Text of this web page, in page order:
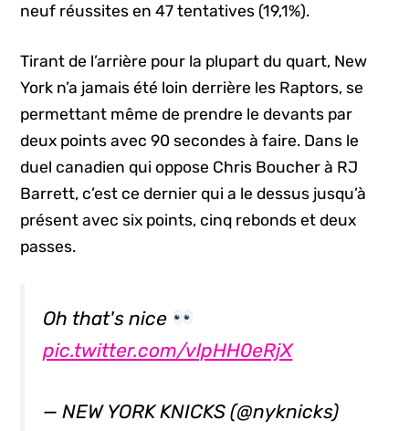
neuf réussites en 47 tentatives (19,1%).
Tirant de l’arrière pour la plupart du quart, New
York n’a jamais été loin derrière les Raptors, se
permettant même de prendre le devants par
deux points avec 90 secondes à faire. Dans le
duel canadien qui oppose Chris Boucher à RJ
Barrett, c’est ce dernier qui a le dessus jusqu’à
présent avec six points, cinq rebonds et deux
passes.
Oh that's nice
pic.twitter.com/vlpHH0eRjX
— NEW YORK KNICKS (@nyknicks)